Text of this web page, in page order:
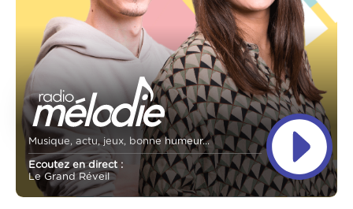
Musique, actu, jeux, bonne humeur...
Ecoutez en direct :
Le Grand Réveil